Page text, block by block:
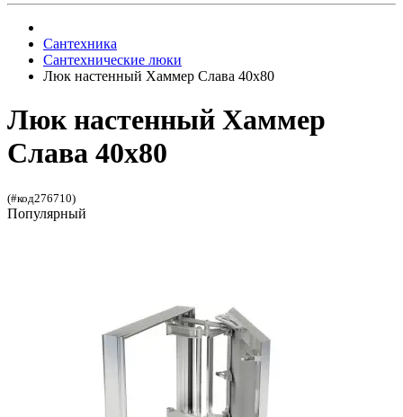
Сантехника
Сантехнические люки
Люк настенный Хаммер Слава 40x80
Люк настенный Хаммер
Слава 40x80
(#код276710)
Популярный